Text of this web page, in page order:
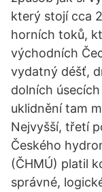
který stojí cca
horních toků,
východních
vydatný déšť,
dolních
uklidnění tam
Nejvyšší, třetí
Českého
(ČHMÚ) platil
správné,